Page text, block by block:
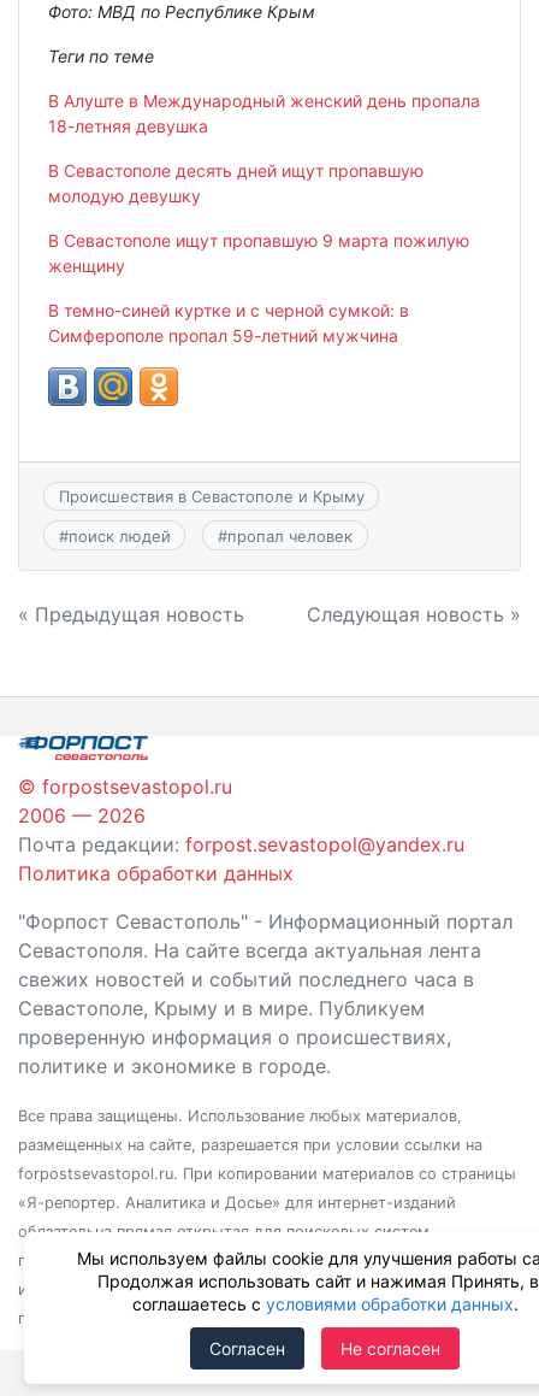
Фото: МВД по Республике Крым
Теги по теме
В Алуште в Международный женский день пропала
18-летняя девушка
В Севастополе десять дней ищут пропавшую
молодую девушку
В Севастополе ищут пропавшую 9 марта пожилую
женщину
В темно-синей куртке и с черной сумкой: в
Симферополе пропал 59-летний мужчина
Происшествия в Севастополе и Крыму
#поиск людей #пропал человек
Навигация
записям
« Предыдущая новость Следующая новость »
© forpostsevastopol.ru
2006 — 2026
Почта редакции: forpost.sevastopol@yandex.ru
Политика обработки данных
"Форпост Севастополь" - Информационный портал
Севастополя. На сайте всегда актуальная лента
свежих новостей и событий последнего часа в
Севастополе, Крыму и в мире. Публикуем
проверенную информация о происшествиях,
политике и экономике в городе.
Все права защищены. Использование любых материалов,
размещенных на сайте, разрешается при условии ссылки на
forpostsevastopol.ru. При копировании материалов со страницы
«Я-репортер. Аналитика и Досье» для интернет-изданий
обязательна прямая открытая для поисковых систем
гиперссылка. Независимо от полного или частичного
использования материалов, ссылка должна быть размещена в
подзаголовке или первом абзаце материала.
Мы используем файлы cookie для улучшения работы
Продолжая использовать сайт и нажимая Принять,
соглашаетесь с условиями обработки данных.
Согласен Не согласен